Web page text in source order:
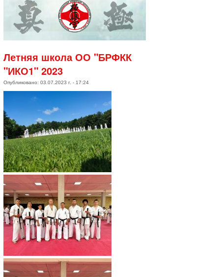
Летняя школа ОО "БРФКК
"ИКО1" 2023
Опубликовано: 03.07.2023 г. - 17:24